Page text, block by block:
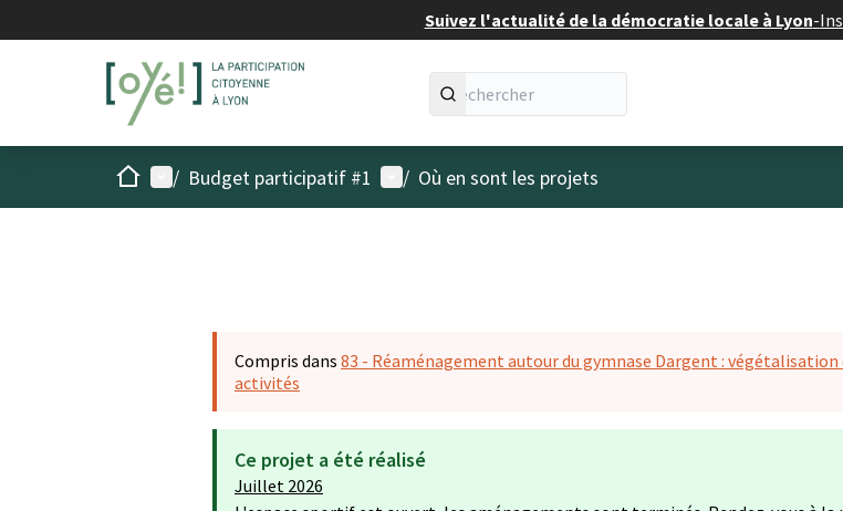
Suivez l'actualité de la démocratie locale à Lyon-
AccueilMenu principal
/ Budget participatif #1 Menu utilisateur
/ Où en sont les projets
Compris dans 83 - Réaménagement autour du gymnase Dargent :
activités
Ce projet a été réalisé
Juillet 2026